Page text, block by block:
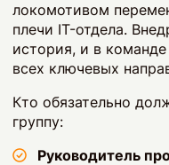
локомотивом
плечи IT-отдела.
история, и в
всех ключевых
Кто обязательно
группу:
Руководитель